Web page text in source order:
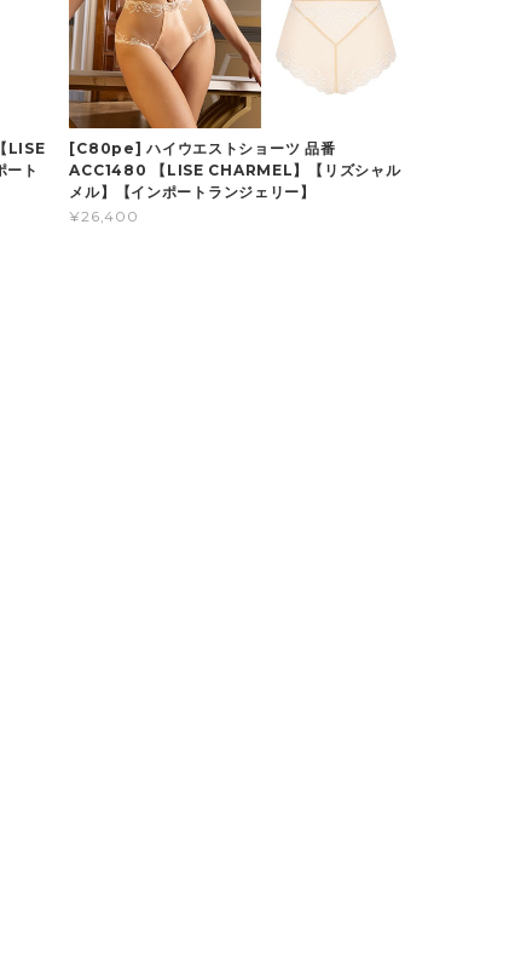
LISE
ート
[C80pe] ハイウエストショーツ 品番
ACC1480 【LISE CHARMEL】【リズシャル
メル】【インポートランジェリー】
¥26,400